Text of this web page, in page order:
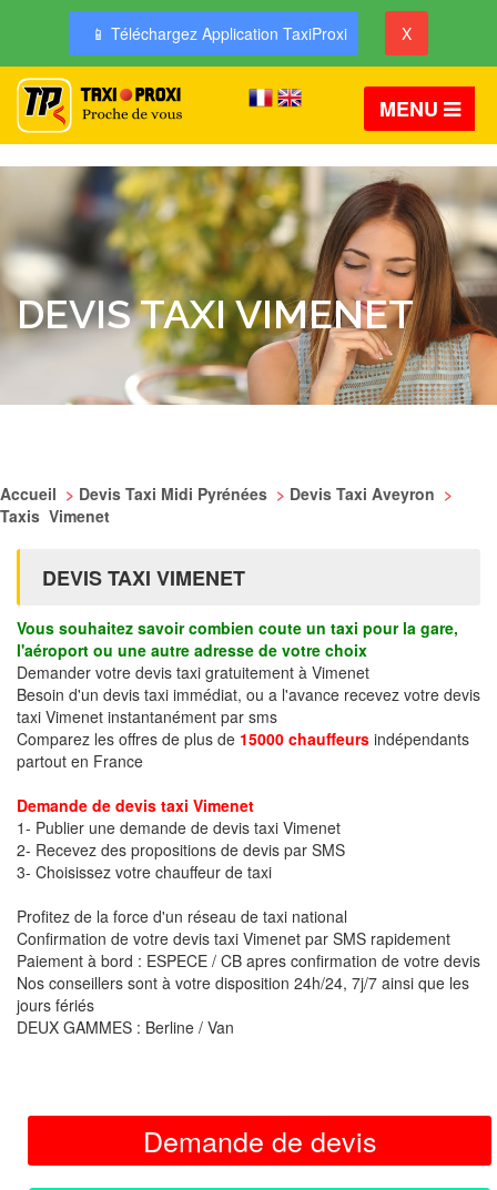
📱 Téléchargez Application TaxiProxi X
MENU
DEVIS TAXI VIMENET
Accueil > Devis Taxi Midi Pyrénées > Devis Taxi Aveyron >
Taxis Vimenet
DEVIS TAXI VIMENET
Vous souhaitez savoir combien coute un taxi pour la gare,
l'aéroport ou une autre adresse de votre choix
Demander votre devis taxi gratuitement à Vimenet
Besoin d'un devis taxi immédiat, ou a l'avance recevez votre devis
taxi Vimenet instantanément par sms
Comparez les offres de plus de 15000 chauffeurs indépendants
partout en France
Demande de devis taxi Vimenet
1- Publier une demande de devis taxi Vimenet
2- Recevez des propositions de devis par SMS
3- Choisissez votre chauffeur de taxi
Profitez de la force d'un réseau de taxi national
Confirmation de votre devis taxi Vimenet par SMS rapidement
Paiement à bord : ESPECE / CB apres confirmation de votre devis
Nos conseillers sont à votre disposition 24h/24, 7j/7 ainsi que les
jours fériés
DEUX GAMMES : Berline / Van
Demande de devis